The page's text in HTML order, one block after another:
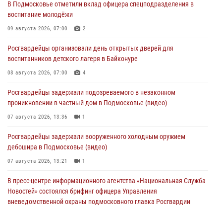
В Подмосковье отметили вклад офицера спецподразделения в
воспитание молодёжи
09 августа 2026, 07:00 2
Росгвардейцы организовали день открытых дверей для
воспитанников детского лагеря в Байконуре
08 августа 2026, 07:00 4
Росгвардейцы задержали подозреваемого в незаконном
проникновении в частный дом в Подмосковье (видео)
07 августа 2026, 13:36 1
Росгвардейцы задержали вооруженного холодным оружием
дебошира в Подмосковье (видео)
07 августа 2026, 13:21 1
В пресс-центре информационного агентства «Национальная Служба
Новостей» состоялся брифинг офицера Управления
вневедомственной охраны подмосковного главка Росгвардии